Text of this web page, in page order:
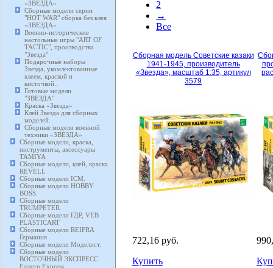
«ЗВЕЗДА»
Сборные модели серии
"HOT WAR" сборка без клея
«ЗВЕЗДА»
Военно-исторические
настольные игры "ART OF
TACTIC", производства
"Звезда"
Подарочные наборы
Звезда, укомлектованные
клеем, краской и
кисточкой..
Готовые модели
"ЗВЕЗДА"
Краска «Звезда»
Клей Звезда для сборных
моделей.
Сборные модели военной
техники «ЗВЕЗДА»
Сборные модели, краска,
инструменты, аксессуары
TAMIYA
Сборные модели, клей, краска
REVELL
Сборные модели ICM.
Сборные модели HOBBY
BOSS.
Сборные модели
TRUMPETER.
Сборные модели ГДР, VEB
PLASTICART
Сборные модели REIFRA
Германия
Сборные модели Моделист.
Сборные модели
ВОСТОЧНЫЙ ЭКСПРЕСС
Eastern Express
2
→
Все
Сборная модель Советские казаки
1941-1945, производитель
«Звезда», масштаб 1:35, артикул
3579
722,16 руб.
Купить